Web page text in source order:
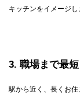
キッチンをイメージし
3 職場まで最
駅から近く、長くお住